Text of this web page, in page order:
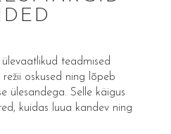
ülevaatlikud teadmised
oskused ning lõpeb
ülesandega. Selle käigus
kuidas luua kandev ning